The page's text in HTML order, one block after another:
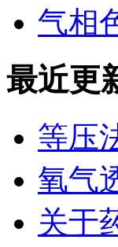
气相
最近更
等压
氧气
关于